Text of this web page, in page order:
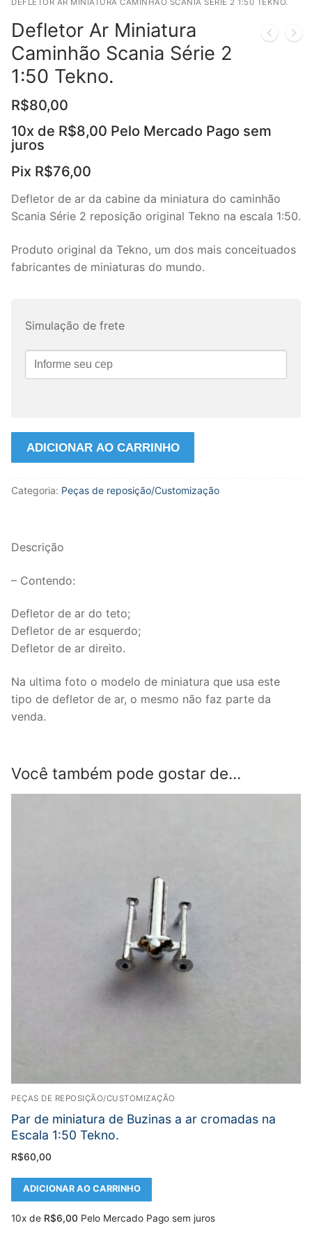
Defletor Ar Miniatura
Caminhão Scania Série 2
1:50 Tekno.
R$80,00
10x de R$8,00 Pelo Mercado Pago sem
juros
Pix R$76,00
Defletor de ar da cabine da miniatura do caminhão
Scania Série 2 reposição original Tekno na escala 1:50.
Produto original da Tekno, um dos mais conceituados
fabricantes de miniaturas do mundo.
Simulação de frete
Defletor
Caminhão
2
Tekno.
ADICIONAR AO CARRINHO
Categoria: Peças de reposição/Customização
Descrição
– Contendo:
Defletor de ar do teto;
Defletor de ar esquerdo;
Defletor de ar direito.
Na ultima foto o modelo de miniatura que usa este
tipo de defletor de ar, o mesmo não faz parte da
venda.
Você também pode gostar de…
PEÇAS DE REPOSIÇÃO/CUSTOMIZAÇÃO
Par de miniatura de Buzinas a ar cromadas na
Escala 1:50 Tekno.
R$60,00
ADICIONAR AO CARRINHO
10x de R$6,00 Pelo Mercado Pago sem juros